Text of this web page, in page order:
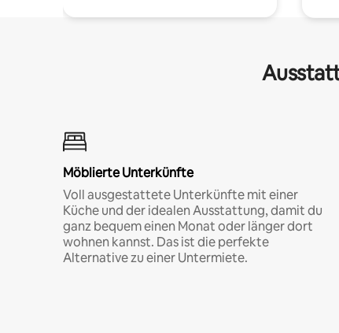
Möblierte Unterkünfte
Voll ausgestattete Unterkünfte mit einer
Küche und der idealen Ausstattung, damit du
ganz bequem einen Monat oder länger dort
wohnen kannst. Das ist die perfekte
Alternative zu einer Untermiete.